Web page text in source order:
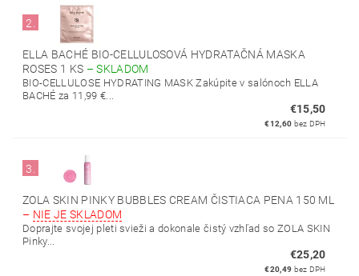
2.
ELLA BACHÉ BIO-CELLULOSOVÁ HYDRATAČNÁ MASKA
ROSES 1 KS –SKLADOM
BIO-CELLULOSE HYDRATING MASK Zakúpite v salónoch ELLA
BACHÉ za 11,99 €...
€15,50
€12,60 bez DPH
3.
ZOLA SKIN PINKY BUBBLES CREAM ČISTIACA PENA 150 ML
– NIE JE SKLADOM
Doprajte svojej pleti svieži a dokonale čistý vzhľad so ZOLA SKIN
Pinky...
€25,20
€20,49 bez DPH